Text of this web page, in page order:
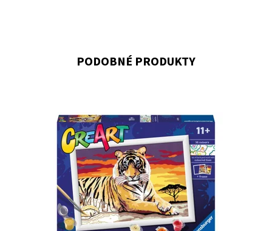
PODOBNÉ PRODUKTY
Dostupnost: Skladem1
9861
RAVENSBURGER